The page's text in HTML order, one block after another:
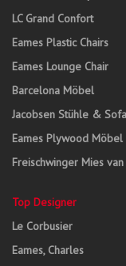
LC Grand Confort
Eames Plastic Chairs
Eames Lounge Chair
Barcelona Möbel
Jacobsen Stühle &
Eames Plywood Möbel
Freischwinger Mies
Top Designer
Le Corbusier
Eames, Charles